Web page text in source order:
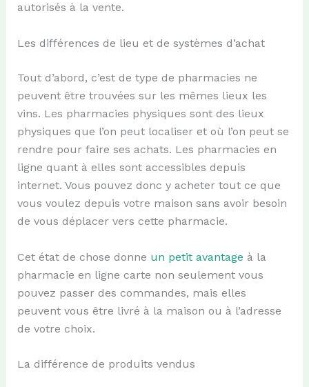
autorisés à la vente.
Les différences de lieu et de systèmes d’achat
Tout d’abord, c’est de type de pharmacies ne
peuvent être trouvées sur les mêmes lieux les
vins. Les pharmacies physiques sont des lieux
physiques que l’on peut localiser et où l’on peut se
rendre pour faire ses achats. Les pharmacies en
ligne quant à elles sont accessibles depuis
internet. Vous pouvez donc y acheter tout ce que
vous voulez depuis votre maison sans avoir besoin
de vous déplacer vers cette pharmacie.
Cet état de chose donne un petit avantage à la
pharmacie en ligne carte non seulement vous
pouvez passer des commandes, mais elles
peuvent vous être livré à la maison ou à l’adresse
de votre choix.
La différence de produits vendus